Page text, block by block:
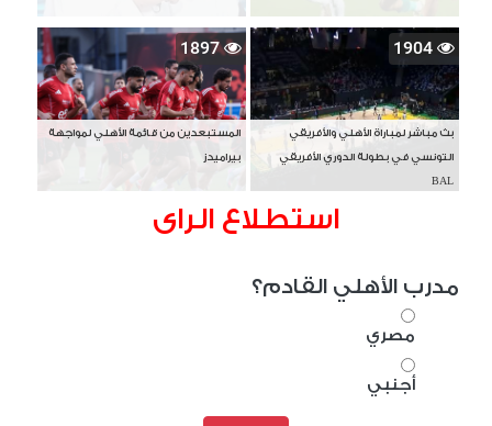
1904
بث مباشر لمباراة الأهلي والأفريقي
التونسي في بطولة الدوري الأفريقي
BAL
1897
المستبعدين من قائمة الأهلي لمواجهة
بيراميدز
استطلاع الراى
مدرب الأهلي القادم؟
مصري
أجنبي